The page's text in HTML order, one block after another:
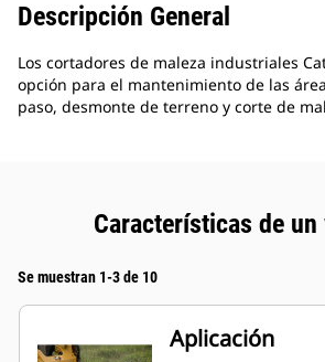
Descripción General
Los cortadores de maleza industriales
opción para el mantenimiento de las
paso, desmonte de terreno y corte de
Características de
Se muestran 1-3 de 10
Aplicación